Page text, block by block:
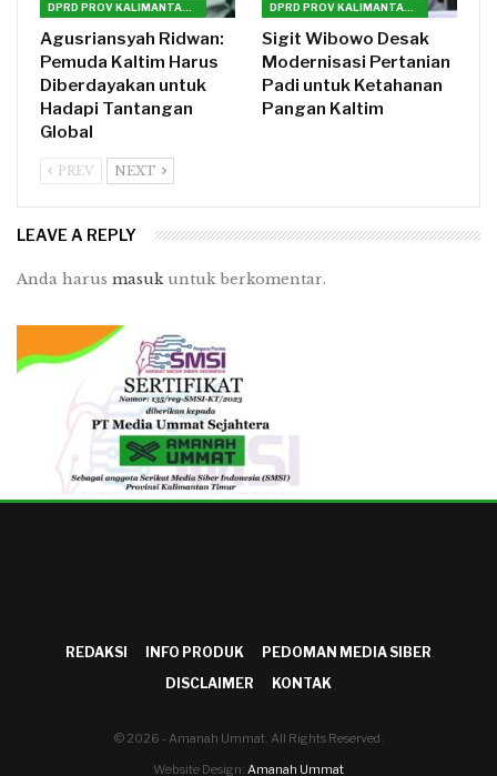
DPRD PROV KALIMANTAN TIMUR
Agusriansyah Ridwan:
Pemuda Kaltim Harus
Diberdayakan untuk
Hadapi Tantangan
Global
DPRD PROV KALIMANTAN TIMUR
Sigit Wibowo Desak
Modernisasi Pertanian
Padi untuk Ketahanan
Pangan Kaltim
PREV NEXT
LEAVE A REPLY
Anda harus masukuntuk berkomentar.
REDAKSI INFO PRODUK
PEDOMAN MEDIA SIBER
DISCLAIMER
KONTAK
© 2026 - Amanah Ummat. All Rights Reserved.
Website Design: Amanah Ummat